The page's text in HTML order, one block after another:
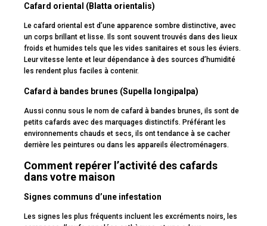
Cafard oriental (Blatta orientalis)
Le cafard oriental est d’une apparence sombre distinctive, avec
un corps brillant et lisse. Ils sont souvent trouvés dans des lieux
froids et humides tels que les vides sanitaires et sous les éviers.
Leur vitesse lente et leur dépendance à des sources d’humidité
les rendent plus faciles à contenir.
Cafard à bandes brunes (Supella longipalpa)
Aussi connu sous le nom de cafard à bandes brunes, ils sont de
petits cafards avec des marquages distinctifs. Préférant les
environnements chauds et secs, ils ont tendance à se cacher
derrière les peintures ou dans les appareils électroménagers.
Comment repérer l’activité des cafards
dans votre maison
Signes communs d’une infestation
Les signes les plus fréquents incluent les excréments noirs, les